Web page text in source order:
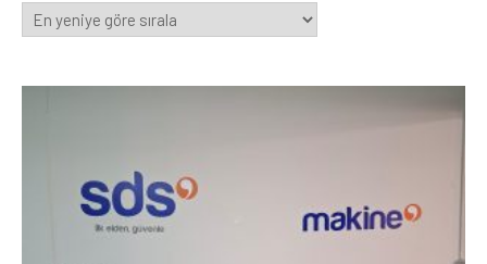
göre